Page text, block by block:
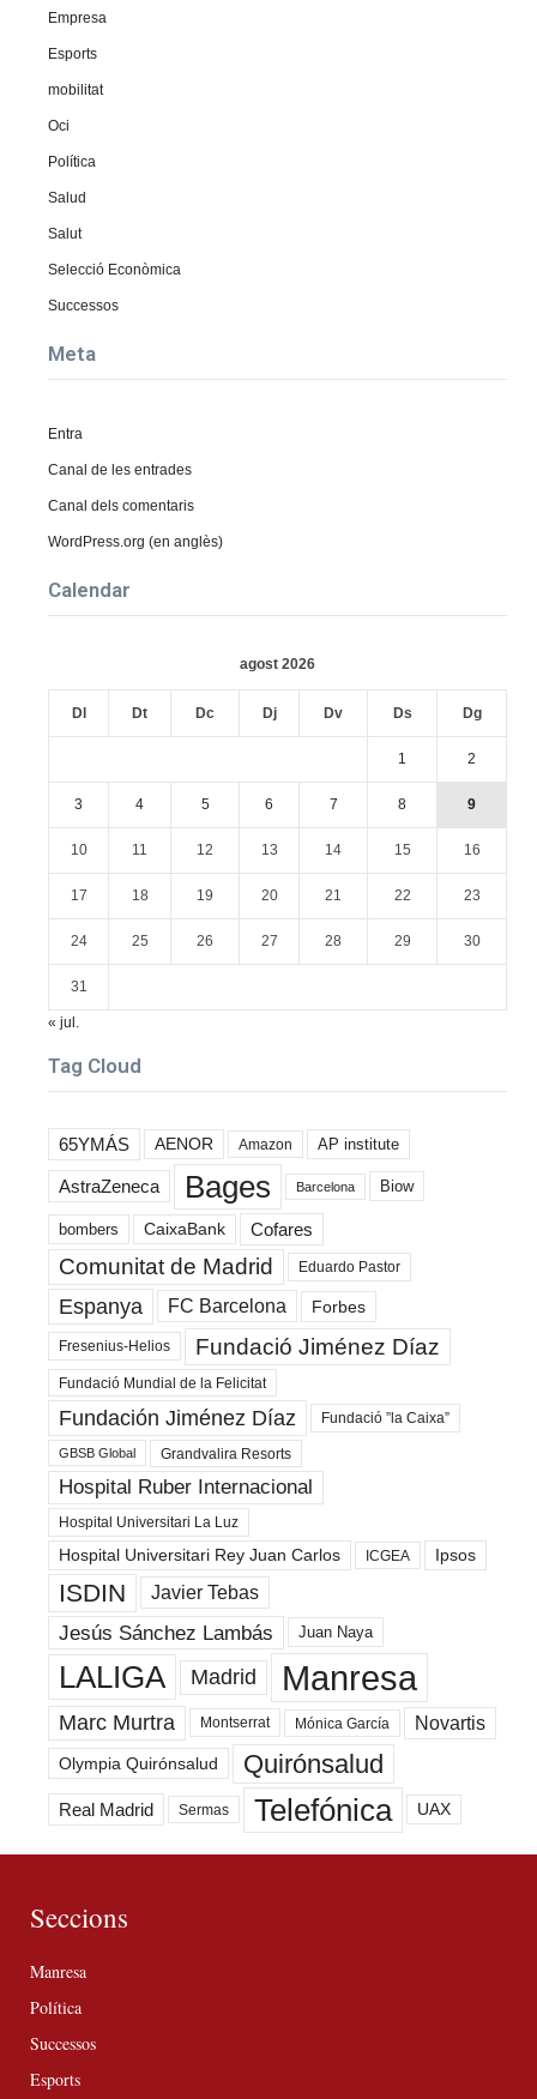
Empresa
Esports
mobilitat
Oci
Política
Salud
Salut
Selecció Econòmica
Successos
Meta
Entra
Canal de les entrades
Canal dels comentaris
WordPress.org (en anglès)
Calendar
agost 2026
Dl Dt Dc Dj Dv Ds Dg
1 2
3 4 5 6 7 8 9
10 11 12 13 14 15 16
17 18 19 20 21 22 23
24 25 26 27 28 29 30
31
« jul.
Tag Cloud
65YMÁS AENOR Amazon AP institute
AstraZeneca Bages Barcelona Biow
bombers CaixaBank Cofares
Comunitat de Madrid Eduardo Pastor
Espanya FC Barcelona Forbes
Fresenius-Helios Fundació Jiménez Díaz
Fundació Mundial de la Felicitat
Fundación Jiménez Díaz Fundació ”la Caixa”
GBSB Global Grandvalira Resorts
Hospital Ruber Internacional
Hospital Universitari La Luz
Hospital Universitari Rey Juan Carlos ICGEA Ipsos
ISDIN Javier Tebas
Jesús Sánchez Lambás Juan Naya
LALIGA Madrid Manresa
Marc Murtra Montserrat Mónica García Novartis
Olympia Quirónsalud Quirónsalud
Real Madrid Sermas Telefónica UAX
Seccions
Manresa
Política
Successos
Esports